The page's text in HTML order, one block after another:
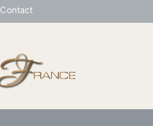
Contact